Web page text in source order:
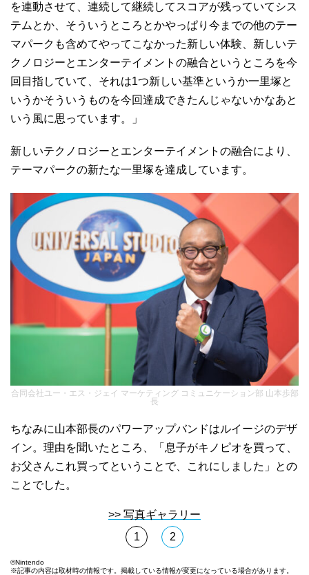
を連動させて、連続して継続してスコアが残っていてシス
テムとか、そういうところとかやっぱり今までの他のテー
マパークも含めてやってこなかった新しい体験、新しいテ
クノロジーとエンターテイメントの融合というところを今
回目指していて、それは1つ新しい基準というか一里塚と
いうかそういうものを今回達成できたんじゃないかなあと
いう風に思っています。」
新しいテクノロジーとエンターテイメントの融合により、
テーマパークの新たな一里塚を達成しています。
合同会社ユー・エス・ジェイ マーケティング コミュニケーション部 山本歩部
長
ちなみに山本部長のパワーアップバンドはルイージのデザ
イン。理由を聞いたところ、「息子がキノピオを買って、
お父さんこれ買ってということで、これにしました」との
ことでした。
>> 写真ギャラリー
1
2
©︎Nintendo
※記事の内容は取材時の情報です。掲載している情報が変更になっている場合があります。